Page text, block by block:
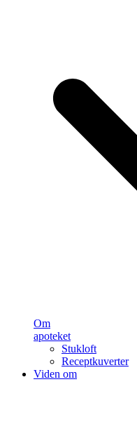
Om
apoteket
Stukloft
Receptkuverter
Viden om